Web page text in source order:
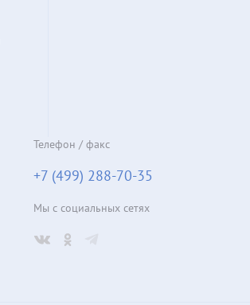
Телефон / факс
+7 (499) 288-70-35
Мы с социальных сетях